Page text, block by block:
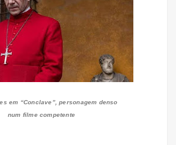
em “Conclave”, personagem denso
num filme competente